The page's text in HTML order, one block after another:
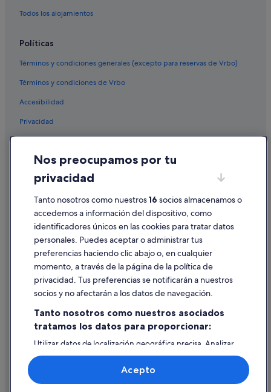
Todos los alojamientos
Políticas
Términos y condiciones generales (excepto para reservas de Vrbo)
Términos y condiciones de Vrbo
Accesibilidad
Privacidad
Cookies
Condiciones de uso
Información legal/contacto
Pautas sobre el contenido y cómo denunciar contenido
Ayuda
Cancelar un vuelo
Cancelar una reserva de hotel o de un alquiler vacacional
Utilizar un cupón de Expedia
Documentos para viajes internacionales
Nos preocupamos por tu
privacidad
Tanto nosotros como nuestros16 socios almacenamos o
accedemos a información del dispositivo, como
identificadores únicos en las cookies para tratar datos
personales. Puedes aceptar o administrar tus
preferencias haciendo clic abajo o, en cualquier
momento, a través de la página de la política de
privacidad. Tus preferencias se notificarán a nuestros
socios y no afectarán a los datos de navegación.
Tanto nosotros como nuestros asociados
tratamos los datos para proporcionar:
Utilizar datos de localización geográfica precisa. Analizar
activamente las características del dispositivo para su
identificación. Almacenar la información en un dispositivo
y/o acceder a ella. Publicidad y contenido personalizados,
medición de publicidad y contenido, investigación de
Acepto